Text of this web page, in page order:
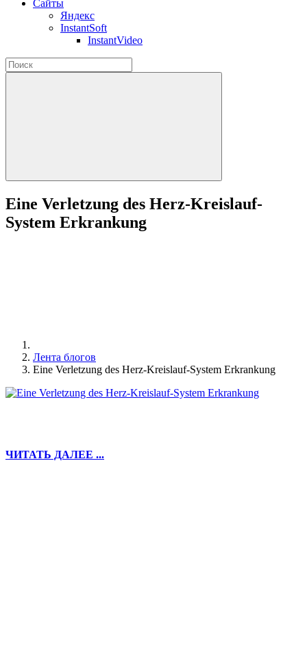
Сайты
Яндекс
InstantSoft
InstantVideo
Eine Verletzung des Herz-Kreislauf-
System Erkrankung
Лента блогов
Eine Verletzung des Herz-Kreislauf-System Erkrankung
ЧИТАТЬ ДАЛЕЕ ...